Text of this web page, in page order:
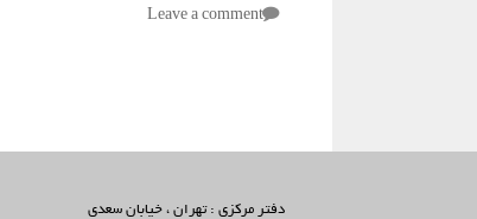
Leave a comment
دفتر مرکزی : تهران ، خیابان سعدی